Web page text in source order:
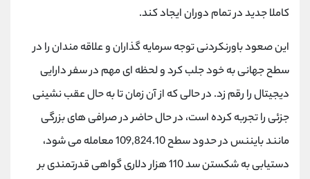
کاملا جدید در تمام دوران ایجاد کند.
این صعود باورنکردنی توجه سرمایه گذاران و علاقه مندان را در
سطح جهانی به خود جلب کرد و لحظه ای مهم در سفر دارایی
دیجیتال را رقم زد. در حالی که از آن زمان تا به حال عقب نشینی
جزئی را تجربه کرده است، در حال حاضر در صرافی های بزرگی
مانند بایننس در حدود سطح 109,824.10 معامله می شود،
دستیابی به شکستن سد 110 هزار دلاری گواهی قدرتمندی بر
کانال تلگرام